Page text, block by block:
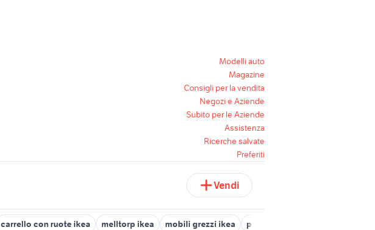
Modelli auto
Magazine
Consigli per la vendita
Negozi e Aziende
Subito per le Aziende
Assistenza
Ricerche salvate
Preferiti
Vendi
carrello con ruote ikea melltorp ikea mobili grezzi ikea pannello porta tv ikea